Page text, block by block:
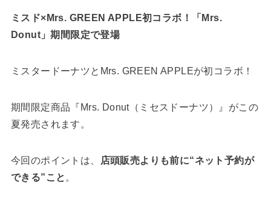
ミスド×Mrs. GREEN APPLE初コラボ！「Mrs.
Donut」期間限定で登場
ミスタードーナツとMrs. GREEN APPLEが初コラボ！
期間限定商品『Mrs. Donut（ミセスドーナツ）』がこの
夏発売されます。
今回のポイントは、
店頭販売よりも前に“ネット予約が
できる”こと 。